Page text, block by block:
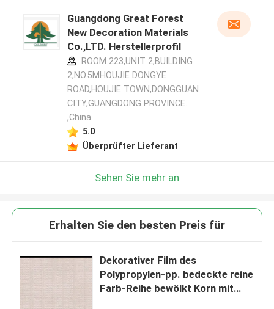
Guangdong Great Forest
New Decoration Materials
Co.,LTD. Herstellerprofil
ROOM 223,UNIT 2,BUILDING
2,NO.5MHOUJIE DONGYE
ROAD,HOUJIE TOWN,DONGGUAN
CITY,GUANGDONG PROVINCE.
,China
5.0
Überprüfter Lieferant
Sehen Sie mehr an
Erhalten Sie den besten Preis für
Dekorativer Film des
Polypropylen-pp. bedeckte reine
Farb-Reihe bewölkt Korn mit